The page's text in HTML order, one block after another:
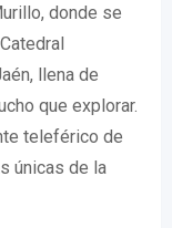
donde se
llena de
que explorar.
teleférico de
únicas de la